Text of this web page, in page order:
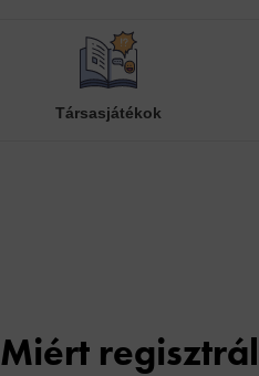
Társasjátékok
Miért